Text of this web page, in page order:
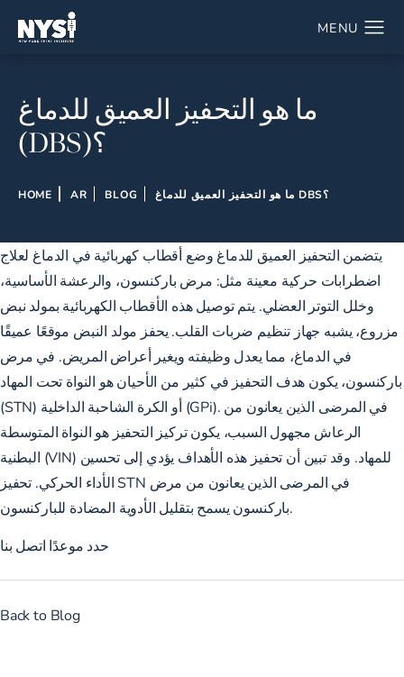
ما هو التحفيز العميق للدماغ
(DBS)؟
HOME AR BLOG ما هو التحفيز العميق للدماغ DBS؟
يتضمن التحفيز العميق للدماغ وضع أقطاب كهربائية في الدماغ لعلاج
اضطرابات حركية معينة مثل: مرض باركنسون، والرعشة الأساسية،
وخلل التوتر العضلي. يتم توصيل هذه الأقطاب الكهربائية بمولد نبض
مزروع، يشبه جهاز تنظيم ضربات القلب. يحفز مولد النبض موقعًا عميقًا
في الدماغ، مما يعدل وظيفته ويغير أعراض المريض. في مرض
باركنسون، يكون هدف التحفيز في كثير من الأحيان هو النواة تحت المهاد
(STN) أو الكرة الشاحبة الداخلية (GPi). في المرضى الذين يعانون من
الرعاش مجهول السبب، يكون تركيز التحفيز هو النواة المتوسطة
البطنية (VIN) للمهاد. وقد تبين أن تحفيز هذه الأهداف يؤدي إلى تحسين
الأداء الحركي. تحفيز STN في المرضى الذين يعانون من مرض
باركنسون يسمح بتقليل الأدوية المضادة للباركنسون.
حدد موعدًا اتصل بنا
Back to Blog